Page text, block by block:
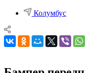
Колумбус